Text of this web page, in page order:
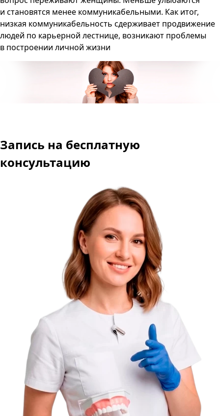
и становятся менее коммуникабельными. Как итог,
низкая коммуникабельность сдерживает продвижение
людей по карьерной лестнице, возникают проблемы
в построении личной жизни
Запись на бесплатную
консультацию